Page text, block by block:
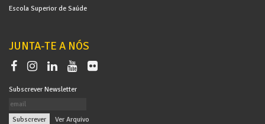
Escola Superior de Saúde
JUNTA-TE A NÓS
Subscrever Newsletter
Ver Arquivo